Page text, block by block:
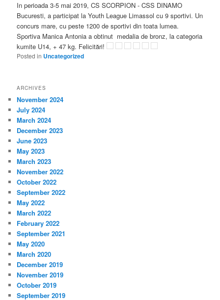
In perioada 3-5 mai 2019, CS SCORPION - CSS DINAMO
Bucuresti, a participat la Youth League Limassol cu 9 sportivi. Un
concurs mare, cu peste 1200 de sportivi din toata lumea.
Sportiva Manica Antonia a obtinut medalia de bronz, la categoria
kumite U14, + 47 kg. Felicitări!
Posted in Uncategorized
ARCHIVES
November 2024
July 2024
March 2024
December 2023
June 2023
May 2023
March 2023
November 2022
October 2022
September 2022
May 2022
March 2022
February 2022
September 2021
May 2020
March 2020
December 2019
November 2019
October 2019
September 2019